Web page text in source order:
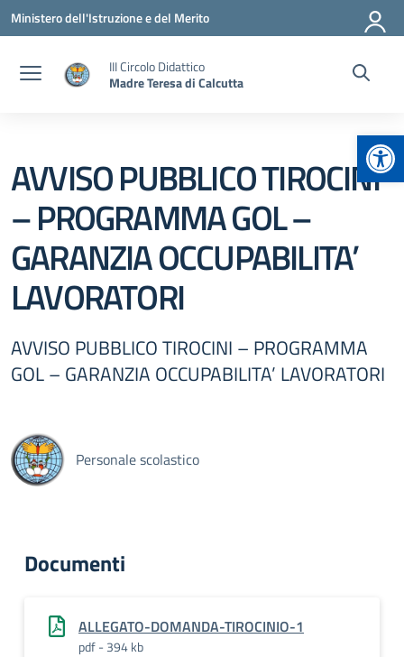
Vai ai contenuti
Vai al menu di navigazione
Vai al footer
Ministero dell'Istruzione e del Merito
III Circolo Didattico
Madre Teresa di Calcutta
AVVISO PUBBLICO TIROCINI
– PROGRAMMA GOL –
GARANZIA OCCUPABILITA’
LAVORATORI
AVVISO PUBBLICO TIROCINI – PROGRAMMA
GOL – GARANZIA OCCUPABILITA’ LAVORATORI
Personale scolastico
Documenti
ALLEGATO-DOMANDA-TIROCINIO-1
pdf - 394 kb